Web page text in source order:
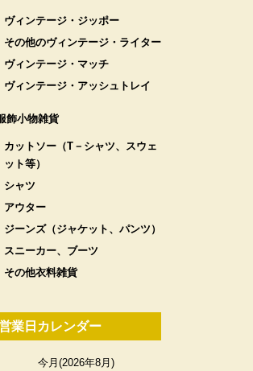
ヴィンテージ・ジッポー
その他のヴィンテージ・ライター
ヴィンテージ・マッチ
ヴィンテージ・アッシュトレイ
飾小物雑貨
カットソー（T－シャツ、スウェ
ット等）
シャツ
アウター
ジーンズ（ジャケット、パンツ）
スニーカー、ブーツ
その他衣料雑貨
業日カレンダー
今月(2026年8月)